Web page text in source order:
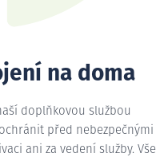
na doma
doplňkovou službou
před nebezpečnými
ani za vedení služby. Vše